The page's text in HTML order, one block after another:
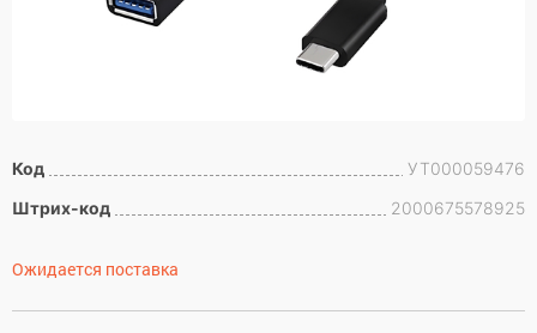
Код
УТ000059476
Штрих-код
2000675578925
Ожидается поставка